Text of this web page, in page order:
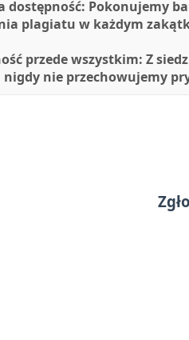
dostępność: Pokonujemy
plagiatu w każdym
przede wszystkim: Z
nigdy nie przechowujemy